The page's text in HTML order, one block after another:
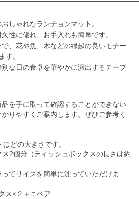
しゃれなランチョンマット。
性に優れ、お手入れも簡単です。
、花や魚、木などの縁起の良いモチー
す。
な日の食卓を華やかに演出するテーブ
を手に取って確認することができない
りやすくご案内します。ぜひご参考く
どの大きさです。
2個分（ティッシュボックスの長さは約
てサイズを簡単に測っていただけま
ス×２＋ニベア